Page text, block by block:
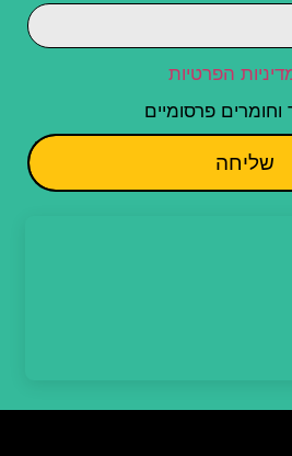
הפרטיות
פרסומיים
שליחה